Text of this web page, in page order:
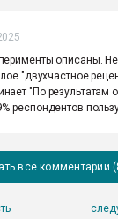
описаны.
"двухчастное
"По результатам
респондентов
все комментарии